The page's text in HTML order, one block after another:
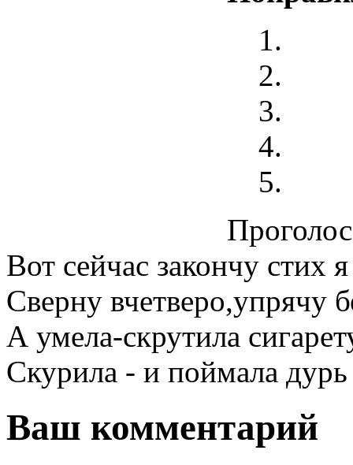
Вот сейчас закончу стих
Сверну вчетверо,упрячу
А умела-скрутила
Скурила - и поймала
Ваш комментарий